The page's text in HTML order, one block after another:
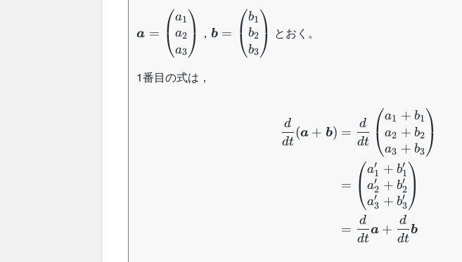
\boldsymbol{a}
=
\begin{pmatrix}
a_3
a = ⎝
⎛a1
a2
a3⎠
⎞ ，
\boldsymbol{b}
=
\begin{pmatrix}
b = ⎝
⎛b1
b2
b3⎠
⎞ とおく。
1番目の式は，
dt
d
(a + b) =
dt
d
⎝
⎛a1 + b1
a2 + b2
a3 + b3⎠
⎞
= ⎝
⎛a1
′ + b1
′
a2
′ + b2
′
a3
′ + b3
′ ⎠
⎞
=
dt
d
a +
dt
d
b